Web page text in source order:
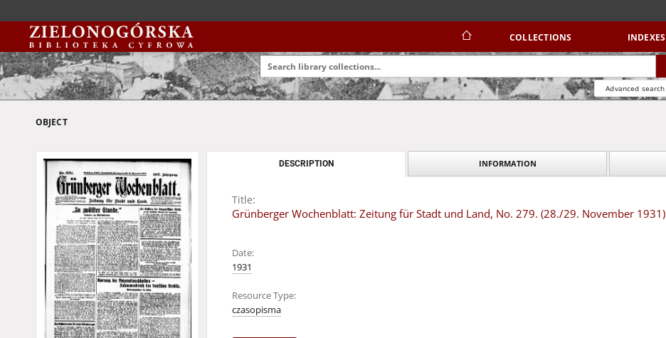
COLLECTIONS INDEXES
Advanced search
OBJECT
DESCRIPTION INFORMATION
Title:
Grünberger Wochenblatt: Zeitung für Stadt und Land, No. 279. (28./29. November 1931)
Date:
1931
Resource Type:
czasopisma